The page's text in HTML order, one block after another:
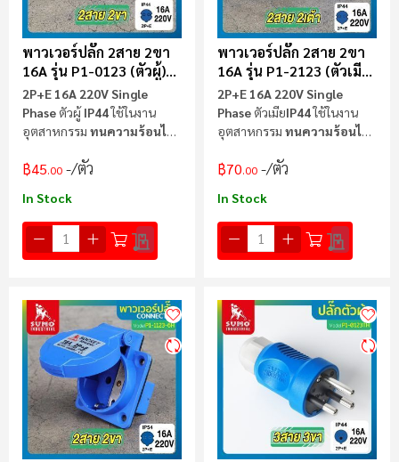
พาวเวอร์ปลั๊ก 2สาย 2ขา
16A รุ่น P1-0123 (ตัวผู้)
SUMO
2P+E 16A 220V Single
Phaseตัวผู้IP44ใช้ในงาน
อุตสาหกรรม ทนความร้อนไม่
฿45.00 /ตัว
In Stock
พาวเวอร์ปลั๊ก 2สาย 2ขา
16A รุ่น P1-2123 (ตัวเมีย)
SUMO
2P+E 16A 220V Single
PhaseตัวเมียIP44ใช้ในงาน
อุตสาหกรรม ทนความร้อนไม่
฿70.00 /ตัว
In Stock